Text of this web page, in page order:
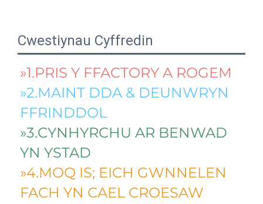
Cwestiynau Cyffredin
»1.PRIS Y FFACTORY A ROGEM
»2.MAINT DDA & DEUNWRYN
FFRINDDOL
»3.CYNHYRCHU AR BENWAD
YN YSTAD
»4.MOQ IS; EICH GWNNELEN
FACH YN CAEL CROESAW